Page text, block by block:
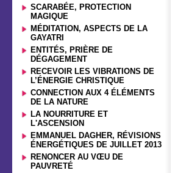
SCARABÉE, PROTECTION
MAGIQUE
MÉDITATION, ASPECTS DE LA
GAYATRI
ENTITÉS, PRIÈRE DE
DÉGAGEMENT
RECEVOIR LES VIBRATIONS DE
L’ÉNERGIE CHRISTIQUE
CONNECTION AUX 4 ÉLÉMENTS
DE LA NATURE
LA NOURRITURE ET
L'ASCENSION
EMMANUEL DAGHER, RÉVISIONS
ÉNERGÉTIQUES DE JUILLET 2013
RENONCER AU VŒU DE
PAUVRETÉ